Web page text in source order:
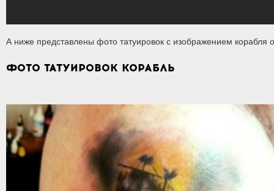
А ниже представлены фото татуировок с изображением корабля
ФОТО ТАТУИРОВОК КОРАБЛЬ